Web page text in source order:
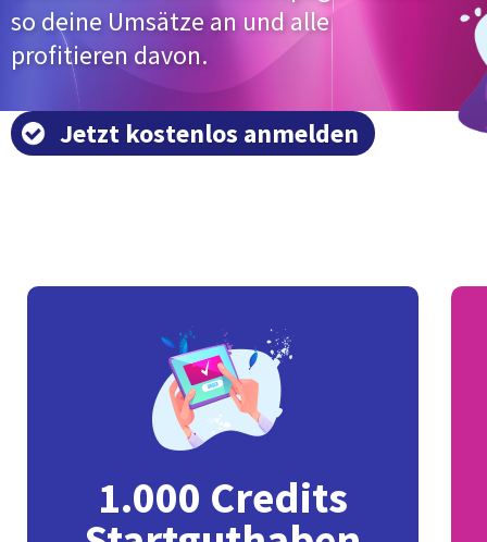
so deine Umsätze an und alle
profitieren davon.
Jetzt kostenlos anmelden
1.000 Credits